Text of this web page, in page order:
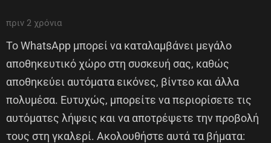
πριν 2 χρόνια
Το WhatsApp μπορεί να καταλαμβάνει μεγάλο
αποθηκευτικό χώρο στη συσκευή σας, καθώς
αποθηκεύει αυτόματα εικόνες, βίντεο και άλλα
πολυμέσα. Ευτυχώς, μπορείτε να περιορίσετε τις
αυτόματες λήψεις και να αποτρέψετε την προβολή
τους στη γκαλερί. Ακολουθήστε αυτά τα βήματα: